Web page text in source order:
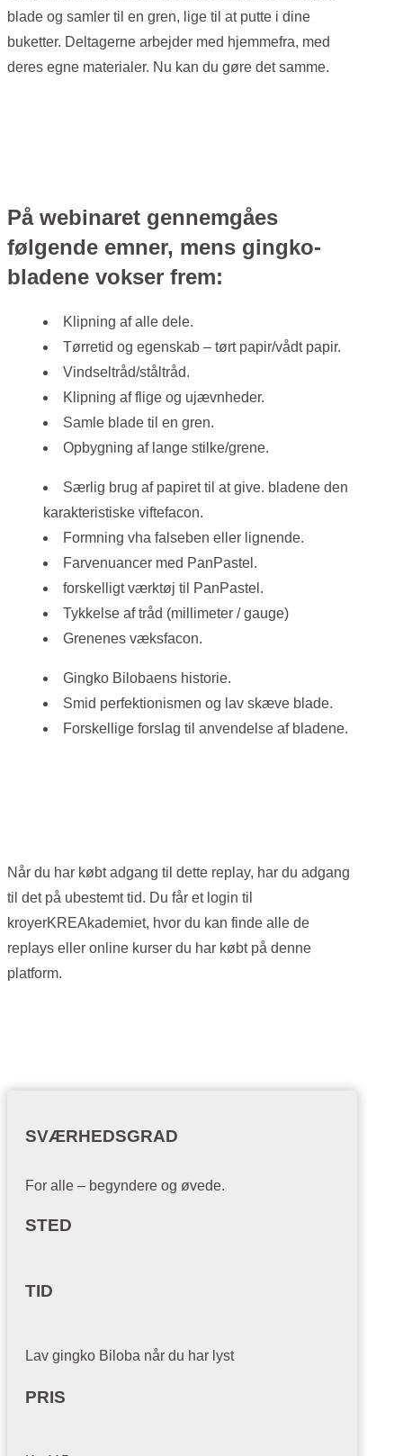
blade og samler til en gren, lige til at putte i dine
buketter. Deltagerne arbejder med hjemmefra, med
deres egne materialer. Nu kan du gøre det samme.
På webinaret gennemgåes
følgende emner, mens gingko-
bladene vokser frem:
Klipning af alle dele.
Tørretid og egenskab – tørt papir/vådt papir.
Vindseltråd/ståltråd.
Klipning af flige og ujævnheder.
Samle blade til en gren.
Opbygning af lange stilke/grene.
Særlig brug af papiret til at give. bladene den
karakteristiske viftefacon.
Formning vha falseben eller lignende.
Farvenuancer med PanPastel.
forskelligt værktøj til PanPastel.
Tykkelse af tråd (millimeter / gauge)
Grenenes væksfacon.
Gingko Bilobaens historie.
Smid perfektionismen og lav skæve blade.
Forskellige forslag til anvendelse af bladene.
Når du har købt adgang til dette replay, har du adgang
til det på ubestemt tid. Du får et login til
kroyerKREAkademiet, hvor du kan finde alle de
replays eller online kurser du har købt på denne
platform.
SVÆRHEDSGRAD
For alle – begyndere og øvede.
STED
TID
Lav gingko Biloba når du har lyst
PRIS